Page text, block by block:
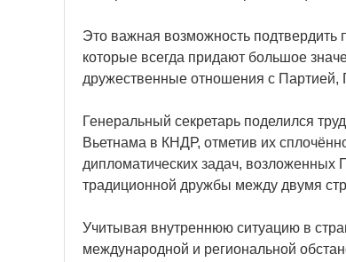
Это важная возможность подтвердить
которые всегда придают большое
дружественные отношения с Партией,
Генеральный секретарь поделился
Вьетнама в КНДР, отметив их
дипломатических задач, возложенных
традиционной дружбы между двумя
Учитывая внутреннюю ситуацию в
международной и региональной